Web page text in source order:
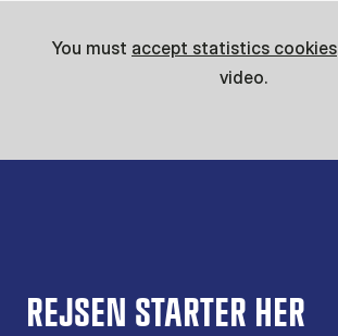
REJSEN STARTER HER
You must accept statistics cookies
video.